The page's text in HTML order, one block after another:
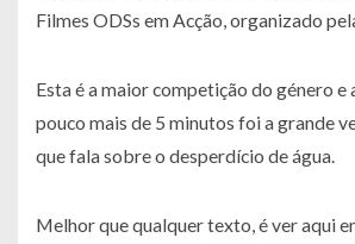
Filmes ODSs em Acção, organizado
Esta é a maior competição do género e
pouco mais de 5 minutos foi a grande
que fala sobre o desperdício de água.
Melhor que qualquer texto, é ver aqui